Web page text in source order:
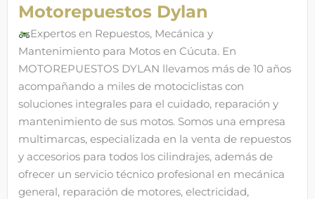
Motorepuestos Dylan
Expertos en Repuestos, Mecánica y
Mantenimiento para Motos en Cúcuta. En
MOTOREPUESTOS DYLAN llevamos más de 10 años
acompañando a miles de motociclistas con
soluciones integrales para el cuidado, reparación y
mantenimiento de sus motos. Somos una empresa
multimarcas, especializada en la venta de repuestos
y accesorios para todos los cilindrajes, además de
ofrecer un servicio técnico profesional en mecánica
general, reparación de motores, electricidad,